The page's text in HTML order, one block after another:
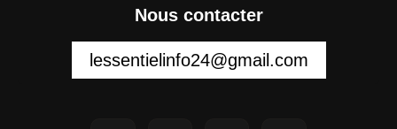
Nous contacter
lessentielinfo24@gmail.com